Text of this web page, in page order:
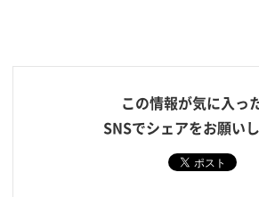
この情報が気に入っ
SNSでシェアをお願いし